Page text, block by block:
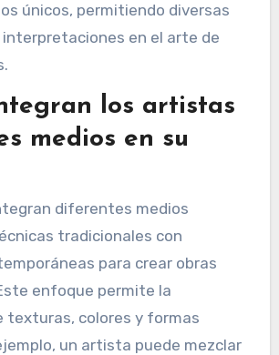
únicos, permitiendo diversas
interpretaciones en el arte de
los artistas
medios en su
diferentes medios
tradicionales con
para crear obras
enfoque permite la
texturas, colores y formas
un artista puede mezclar